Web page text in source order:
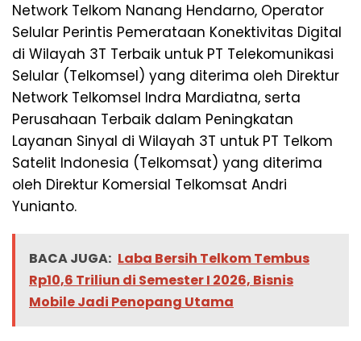
Network Telkom Nanang Hendarno, Operator
Selular Perintis Pemerataan Konektivitas Digital
di Wilayah 3T Terbaik untuk PT Telekomunikasi
Selular (Telkomsel) yang diterima oleh Direktur
Network Telkomsel Indra Mardiatna, serta
Perusahaan Terbaik dalam Peningkatan
Layanan Sinyal di Wilayah 3T untuk PT Telkom
Satelit Indonesia (Telkomsat) yang diterima
oleh Direktur Komersial Telkomsat Andri
Yunianto.
BACA JUGA: Laba Bersih Telkom Tembus
Rp10,6 Triliun di Semester I 2026, Bisnis
Mobile Jadi Penopang Utama